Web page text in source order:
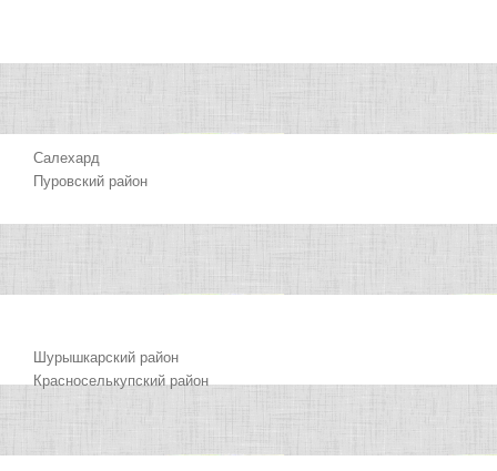
Салехард
Пуровский район
Шурышкарский район
Красноселькупский район